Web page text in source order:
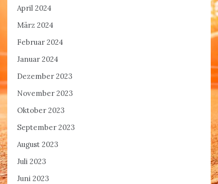
April 2024
März 2024
Februar 2024
Januar 2024
Dezember 2023
November 2023
Oktober 2023
September 2023
August 2023
Juli 2023
Juni 2023